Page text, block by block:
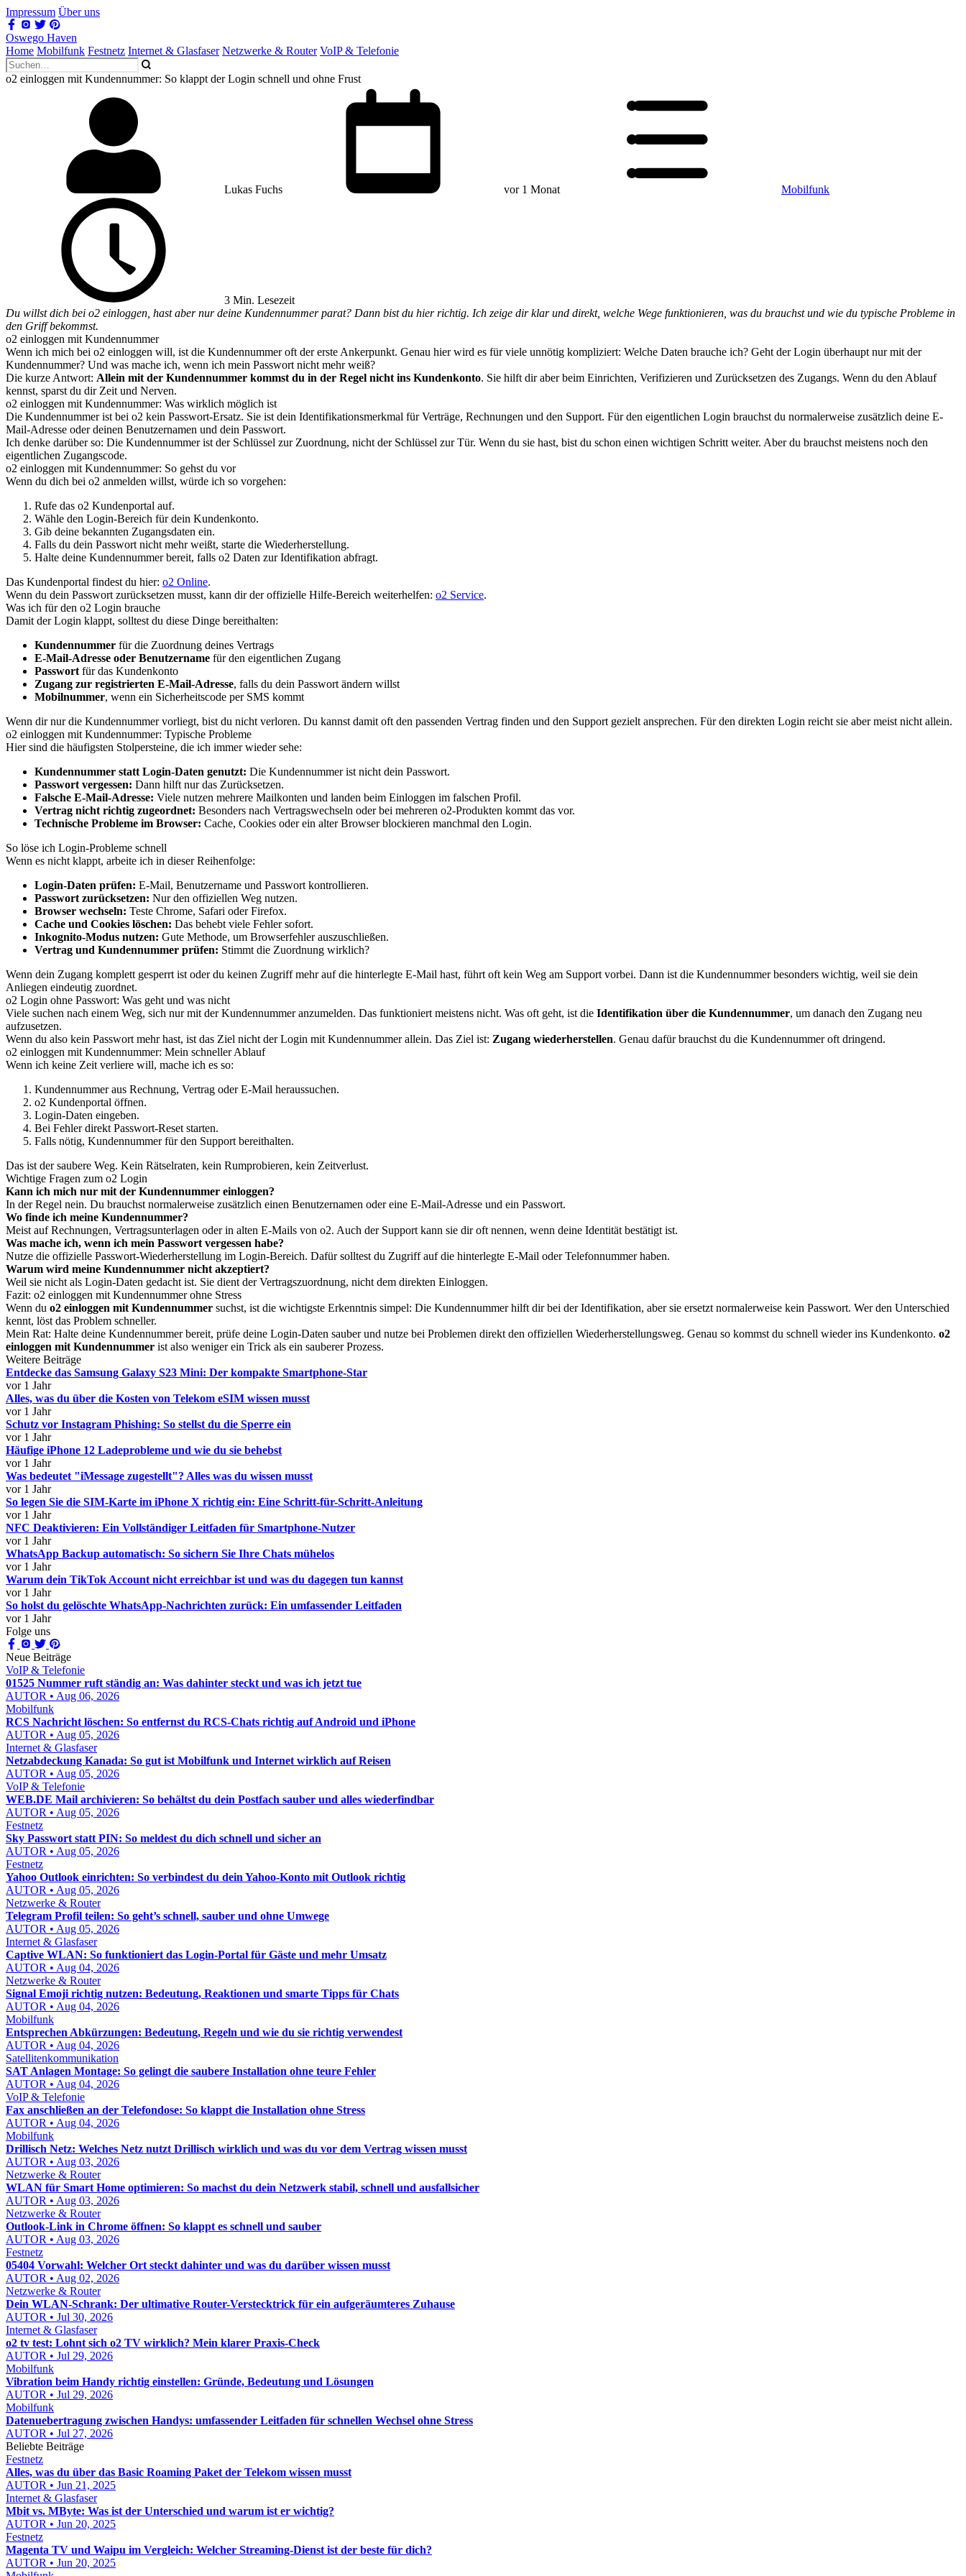
Impressum Über uns
Oswego Haven
Home Mobilfunk Festnetz Internet & Glasfaser Netzwerke & Router VoIP & Telefonie
o2 einloggen mit Kundennummer: So klappt der Login schnell und ohne Frust
Lukas Fuchs vor 1 Monat Mobilfunk
3 Min. Lesezeit
Du willst dich bei o2 einloggen, hast aber nur deine Kundennummer parat? Dann bist du hier richtig. Ich zeige dir klar und direkt, welche Wege funktionieren, was du brauchst und wie du typische Probleme in
den Griff bekommst.
o2 einloggen mit Kundennummer
Wenn ich mich bei o2 einloggen will, ist die Kundennummer oft der erste Ankerpunkt. Genau hier wird es für viele unnötig kompliziert: Welche Daten brauche ich? Geht der Login überhaupt nur mit der
Kundennummer? Und was mache ich, wenn ich mein Passwort nicht mehr weiß?
Die kurze Antwort: Allein mit der Kundennummer kommst du in der Regel nicht ins Kundenkonto. Sie hilft dir aber beim Einrichten, Verifizieren und Zurücksetzen des Zugangs. Wenn du den Ablauf
kennst, sparst du dir Zeit und Nerven.
o2 einloggen mit Kundennummer: Was wirklich möglich ist
Die Kundennummer ist bei o2 kein Passwort-Ersatz. Sie ist dein Identifikationsmerkmal für Verträge, Rechnungen und den Support. Für den eigentlichen Login brauchst du normalerweise zusätzlich deine E-
Mail-Adresse oder deinen Benutzernamen und dein Passwort.
Ich denke darüber so: Die Kundennummer ist der Schlüssel zur Zuordnung, nicht der Schlüssel zur Tür. Wenn du sie hast, bist du schon einen wichtigen Schritt weiter. Aber du brauchst meistens noch den
eigentlichen Zugangscode.
o2 einloggen mit Kundennummer: So gehst du vor
Wenn du dich bei o2 anmelden willst, würde ich so vorgehen:
Rufe das o2 Kundenportal auf.
Wähle den Login-Bereich für dein Kundenkonto.
Gib deine bekannten Zugangsdaten ein.
Falls du dein Passwort nicht mehr weißt, starte die Wiederherstellung.
Halte deine Kundennummer bereit, falls o2 Daten zur Identifikation abfragt.
Das Kundenportal findest du hier: o2 Online.
Wenn du dein Passwort zurücksetzen musst, kann dir der offizielle Hilfe-Bereich weiterhelfen: o2 Service.
Was ich für den o2 Login brauche
Damit der Login klappt, solltest du diese Dinge bereithalten:
Kundennummer für die Zuordnung deines Vertrags
E-Mail-Adresse oder Benutzername für den eigentlichen Zugang
Passwort für das Kundenkonto
Zugang zur registrierten E-Mail-Adresse, falls du dein Passwort ändern willst
Mobilnummer, wenn ein Sicherheitscode per SMS kommt
Wenn dir nur die Kundennummer vorliegt, bist du nicht verloren. Du kannst damit oft den passenden Vertrag finden und den Support gezielt ansprechen. Für den direkten Login reicht sie aber meist nicht allein.
o2 einloggen mit Kundennummer: Typische Probleme
Hier sind die häufigsten Stolpersteine, die ich immer wieder sehe:
Kundennummer statt Login-Daten genutzt: Die Kundennummer ist nicht dein Passwort.
Passwort vergessen: Dann hilft nur das Zurücksetzen.
Falsche E-Mail-Adresse: Viele nutzen mehrere Mailkonten und landen beim Einloggen im falschen Profil.
Vertrag nicht richtig zugeordnet: Besonders nach Vertragswechseln oder bei mehreren o2-Produkten kommt das vor.
Technische Probleme im Browser: Cache, Cookies oder ein alter Browser blockieren manchmal den Login.
So löse ich Login-Probleme schnell
Wenn es nicht klappt, arbeite ich in dieser Reihenfolge:
Login-Daten prüfen: E-Mail, Benutzername und Passwort kontrollieren.
Passwort zurücksetzen: Nur den offiziellen Weg nutzen.
Browser wechseln: Teste Chrome, Safari oder Firefox.
Cache und Cookies löschen: Das behebt viele Fehler sofort.
Inkognito-Modus nutzen: Gute Methode, um Browserfehler auszuschließen.
Vertrag und Kundennummer prüfen: Stimmt die Zuordnung wirklich?
Wenn dein Zugang komplett gesperrt ist oder du keinen Zugriff mehr auf die hinterlegte E-Mail hast, führt oft kein Weg am Support vorbei. Dann ist die Kundennummer besonders wichtig, weil sie dein
Anliegen eindeutig zuordnet.
o2 Login ohne Passwort: Was geht und was nicht
Viele suchen nach einem Weg, sich nur mit der Kundennummer anzumelden. Das funktioniert meistens nicht. Was oft geht, ist die Identifikation über die Kundennummer, um danach den Zugang neu
aufzusetzen.
Wenn du also kein Passwort mehr hast, ist das Ziel nicht der Login mit Kundennummer allein. Das Ziel ist: Zugang wiederherstellen. Genau dafür brauchst du die Kundennummer oft dringend.
o2 einloggen mit Kundennummer: Mein schneller Ablauf
Wenn ich keine Zeit verliere will, mache ich es so:
Kundennummer aus Rechnung, Vertrag oder E-Mail heraussuchen.
o2 Kundenportal öffnen.
Login-Daten eingeben.
Bei Fehler direkt Passwort-Reset starten.
Falls nötig, Kundennummer für den Support bereithalten.
Das ist der saubere Weg. Kein Rätselraten, kein Rumprobieren, kein Zeitverlust.
Wichtige Fragen zum o2 Login
Kann ich mich nur mit der Kundennummer einloggen?
In der Regel nein. Du brauchst normalerweise zusätzlich einen Benutzernamen oder eine E-Mail-Adresse und ein Passwort.
Wo finde ich meine Kundennummer?
Meist auf Rechnungen, Vertragsunterlagen oder in alten E-Mails von o2. Auch der Support kann sie dir oft nennen, wenn deine Identität bestätigt ist.
Was mache ich, wenn ich mein Passwort vergessen habe?
Nutze die offizielle Passwort-Wiederherstellung im Login-Bereich. Dafür solltest du Zugriff auf die hinterlegte E-Mail oder Telefonnummer haben.
Warum wird meine Kundennummer nicht akzeptiert?
Weil sie nicht als Login-Daten gedacht ist. Sie dient der Vertragszuordnung, nicht dem direkten Einloggen.
Fazit: o2 einloggen mit Kundennummer ohne Stress
Wenn du o2 einloggen mit Kundennummer suchst, ist die wichtigste Erkenntnis simpel: Die Kundennummer hilft dir bei der Identifikation, aber sie ersetzt normalerweise kein Passwort. Wer den Unterschied
kennt, löst das Problem schneller.
Mein Rat: Halte deine Kundennummer bereit, prüfe deine Login-Daten sauber und nutze bei Problemen direkt den offiziellen Wiederherstellungsweg. Genau so kommst du schnell wieder ins Kundenkonto. o2
einloggen mit Kundennummer ist also weniger ein Trick als ein sauberer Prozess.
Weitere Beiträge
Entdecke das Samsung Galaxy S23 Mini: Der kompakte Smartphone-Star
vor 1 Jahr
Alles, was du über die Kosten von Telekom eSIM wissen musst
vor 1 Jahr
Schutz vor Instagram Phishing: So stellst du die Sperre ein
vor 1 Jahr
Häufige iPhone 12 Ladeprobleme und wie du sie behebst
vor 1 Jahr
Was bedeutet "iMessage zugestellt"? Alles was du wissen musst
vor 1 Jahr
So legen Sie die SIM-Karte im iPhone X richtig ein: Eine Schritt-für-Schritt-Anleitung
vor 1 Jahr
NFC Deaktivieren: Ein Vollständiger Leitfaden für Smartphone-Nutzer
vor 1 Jahr
WhatsApp Backup automatisch: So sichern Sie Ihre Chats mühelos
vor 1 Jahr
Warum dein TikTok Account nicht erreichbar ist und was du dagegen tun kannst
vor 1 Jahr
So holst du gelöschte WhatsApp-Nachrichten zurück: Ein umfassender Leitfaden
vor 1 Jahr
Folge uns
Neue Beiträge
VoIP & Telefonie
01525 Nummer ruft ständig an: Was dahinter steckt und was ich jetzt tue
AUTOR • Aug 06, 2026
Mobilfunk
RCS Nachricht löschen: So entfernst du RCS-Chats richtig auf Android und iPhone
AUTOR • Aug 05, 2026
Internet & Glasfaser
Netzabdeckung Kanada: So gut ist Mobilfunk und Internet wirklich auf Reisen
AUTOR • Aug 05, 2026
VoIP & Telefonie
WEB.DE Mail archivieren: So behältst du dein Postfach sauber und alles wiederfindbar
AUTOR • Aug 05, 2026
Festnetz
Sky Passwort statt PIN: So meldest du dich schnell und sicher an
AUTOR • Aug 05, 2026
Festnetz
Yahoo Outlook einrichten: So verbindest du dein Yahoo-Konto mit Outlook richtig
AUTOR • Aug 05, 2026
Netzwerke & Router
Telegram Profil teilen: So geht’s schnell, sauber und ohne Umwege
AUTOR • Aug 05, 2026
Internet & Glasfaser
Captive WLAN: So funktioniert das Login-Portal für Gäste und mehr Umsatz
AUTOR • Aug 04, 2026
Netzwerke & Router
Signal Emoji richtig nutzen: Bedeutung, Reaktionen und smarte Tipps für Chats
AUTOR • Aug 04, 2026
Mobilfunk
Entsprechen Abkürzungen: Bedeutung, Regeln und wie du sie richtig verwendest
AUTOR • Aug 04, 2026
Satellitenkommunikation
SAT Anlagen Montage: So gelingt die saubere Installation ohne teure Fehler
AUTOR • Aug 04, 2026
VoIP & Telefonie
Fax anschließen an der Telefondose: So klappt die Installation ohne Stress
AUTOR • Aug 04, 2026
Mobilfunk
Drillisch Netz: Welches Netz nutzt Drillisch wirklich und was du vor dem Vertrag wissen musst
AUTOR • Aug 03, 2026
Netzwerke & Router
WLAN für Smart Home optimieren: So machst du dein Netzwerk stabil, schnell und ausfallsicher
AUTOR • Aug 03, 2026
Netzwerke & Router
Outlook-Link in Chrome öffnen: So klappt es schnell und sauber
AUTOR • Aug 03, 2026
Festnetz
05404 Vorwahl: Welcher Ort steckt dahinter und was du darüber wissen musst
AUTOR • Aug 02, 2026
Netzwerke & Router
Dein WLAN-Schrank: Der ultimative Router-Verstecktrick für ein aufgeräumteres Zuhause
AUTOR • Jul 30, 2026
Internet & Glasfaser
o2 tv test: Lohnt sich o2 TV wirklich? Mein klarer Praxis-Check
AUTOR • Jul 29, 2026
Mobilfunk
Vibration beim Handy richtig einstellen: Gründe, Bedeutung und Lösungen
AUTOR • Jul 29, 2026
Mobilfunk
Datenuebertragung zwischen Handys: umfassender Leitfaden für schnellen Wechsel ohne Stress
AUTOR • Jul 27, 2026
Beliebte Beiträge
Festnetz
Alles, was du über das Basic Roaming Paket der Telekom wissen musst
AUTOR • Jun 21, 2025
Internet & Glasfaser
Mbit vs. MByte: Was ist der Unterschied und warum ist er wichtig?
AUTOR • Jun 20, 2025
Festnetz
Magenta TV und Waipu im Vergleich: Welcher Streaming-Dienst ist der beste für dich?
AUTOR • Jun 20, 2025